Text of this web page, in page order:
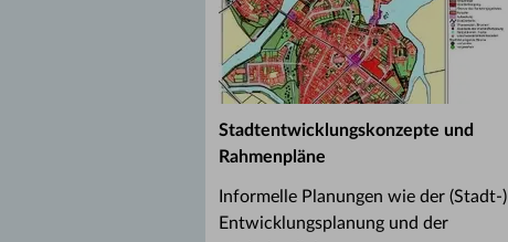
Stadtentwicklungskonzepte und
Rahmenpläne
Informelle Planungen wie der (Stadt-)
Entwicklungsplanung und der